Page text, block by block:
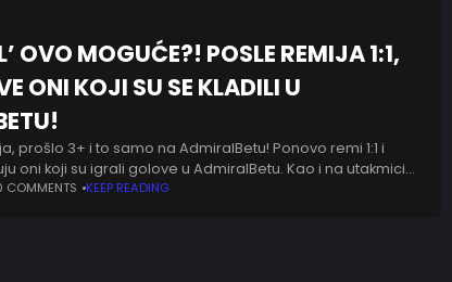
OVO MOGUĆE?! POSLE REMIJA 1:1,
ONI KOJI SU SE KLADILI U
prošlo 3+ i to samo na AdmiralBetu! Ponovo remi 1:1 i
oni koji su igrali golove u AdmiralBetu. Kao i na utakmici
COMMENTS KEEP READING